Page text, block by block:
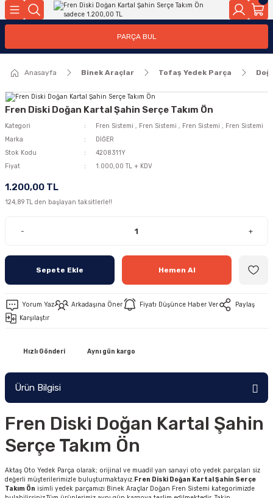
Geri Dön
Geri Dön
PARÇA BUL
Anasayfa Binek Araçlar Tofaş Yedek Parça
Fren Diski Doğan Kartal Şahin Serçe Takım Ön
Kategori Fren Sistemi , Fren Sistemi , Fren Sistemi , Fren Sistemi
Marka
DİĞER
Stok Kodu
4208311Y
Fiyat
1.000,00 TL + KDV
1.200,00 TL
124,89 TL den başlayan taksitlerle!!
- +
Sepete Ekle Hemen Al
Yorum Yaz Arkadaşına Öner Fiyatı Düşünce Haber Ver
Paylaş
Karşılaştır
Hızlı Gönderi Aynı gün kargo
Ürün Bilgisi
Fren Diski Doğan Kartal Şahin
Serçe Takım Ön
Aktaş Oto Yedek Parça olarak; orijinal ve muadil yan sanayi oto yedek parçaları siz
değerli müşterilerimizle buluşturmaktayız.Fren Diski Doğan Kartal Şahin Serçe
Takım Ön isimli yedek parçamızı Binek Araçlar Doğan Fren Sistemi kategorimizde